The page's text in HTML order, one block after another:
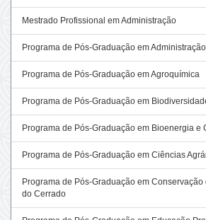
Mestrado Profissional em Administração
Programa de Pós-Graduação em
Programa de Pós-Graduação em Agroquímica
Programa de Pós-Graduação em
Programa de Pós-Graduação em Bioenergia e
Programa de Pós-Graduação em Ciências
Programa de Pós-Graduação em
do Cerrado